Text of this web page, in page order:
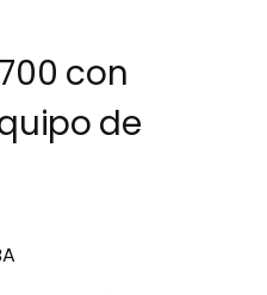
con
de